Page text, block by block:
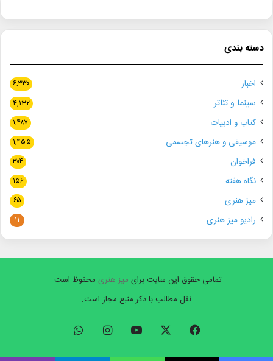
دسته بندی
اخبار ۶,۳۳۰
سینما و تئاتر ۴,۱۳۲
کتاب و ادبیات ۱,۴۸۷
موسیقی و هنرهای تجسمی ۱,۴۵۵
فراخوان ۳۰۴
نگاه هفته ۱۵۶
میز هنری ۶۵
رادیو میز هنری ۱۱
تمامی حقوق این سایت برای میز هنری محفوظ است.
نقل مطالب با ذکر منبع مجاز است.
فیسبوک ایکس یوتیوب اینستاگرام